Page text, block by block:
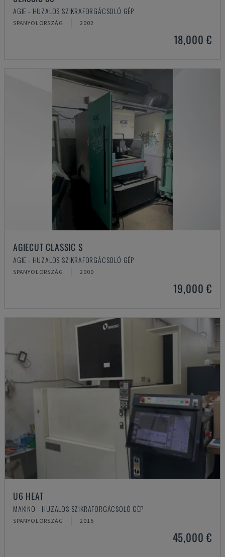
AGIE - HUZALOS SZIKRAFORGÁCSOLÓ GÉP
SPANYOLORSZÁG 2002
18,000 €
AGIECUT CLASSIC S
AGIE - HUZALOS SZIKRAFORGÁCSOLÓ GÉP
SPANYOLORSZÁG 2000
19,000 €
U6 HEAT
MAKINO - HUZALOS SZIKRAFORGÁCSOLÓ GÉP
SPANYOLORSZÁG 2016
45,000 €